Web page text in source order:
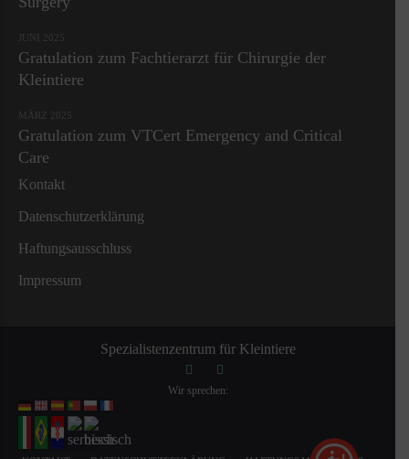
JUNI 2025
Gratulation zum Fachtierarzt für Chirurgie der
Kleintiere
MÄRZ 2025
Gratulation zum VTCert Emergency and Critical
Care
Kontakt
Datenschutzerklärung
Haftungsausschluss
Impressum
Spezialistenzentrum für Kleintiere
Wir sprechen: